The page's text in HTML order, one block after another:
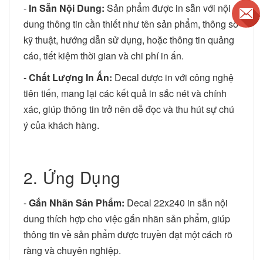
- In Sẵn Nội Dung: Sản phẩm được in sẵn với nội
dung thông tin cần thiết như tên sản phẩm, thông số
kỹ thuật, hướng dẫn sử dụng, hoặc thông tin quảng
cáo, tiết kiệm thời gian và chi phí in ấn.
-Chất Lượng In Ấn: Decal được in với công nghệ
tiên tiến, mang lại các kết quả in sắc nét và chính
xác, giúp thông tin trở nên dễ đọc và thu hút sự chú
ý của khách hàng.
2. Ứng Dụng
-Gắn Nhãn Sản Phẩm: Decal 22x240 in sẵn nội
dung thích hợp cho việc gắn nhãn sản phẩm, giúp
thông tin về sản phẩm được truyền đạt một cách rõ
ràng và chuyên nghiệp.